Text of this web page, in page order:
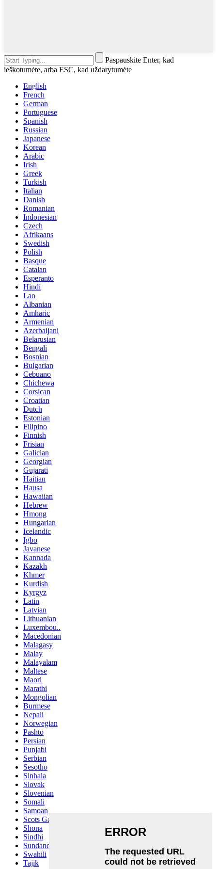
Paspauskite Enter, kad
ieškotumėte, arba ESC, kad uždarytumėte
English
French
German
Portuguese
Spanish
Russian
Japanese
Korean
Arabic
Irish
Greek
Turkish
Italian
Danish
Romanian
Indonesian
Czech
Afrikaans
Swedish
Polish
Basque
Catalan
Esperanto
Hindi
Lao
Albanian
Amharic
Armenian
Azerbaijani
Belarusian
Bengali
Bosnian
Bulgarian
Cebuano
Chichewa
Corsican
Croatian
Dutch
Estonian
Filipino
Finnish
Frisian
Galician
Georgian
Gujarati
Haitian
Hausa
Hawaiian
Hebrew
Hmong
Hungarian
Icelandic
Igbo
Javanese
Kannada
Kazakh
Khmer
Kurdish
Kyrgyz
Latin
Latvian
Lithuanian
Luxembou..
Macedonian
Malagasy
Malay
Malayalam
Maltese
Maori
Marathi
Mongolian
Burmese
Nepali
Norwegian
Pashto
Persian
Punjabi
Serbian
Sesotho
Sinhala
Slovak
Slovenian
Somali
Samoan
Scots Gaelic
Shona
Sindhi
Sundanese
Swahili
Tajik